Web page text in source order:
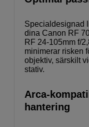
Specialdesignad
dina Canon RF
RF 24-105mm f/
minimerar risken
objektiv, särskilt
stativ.
Arca-
hantering